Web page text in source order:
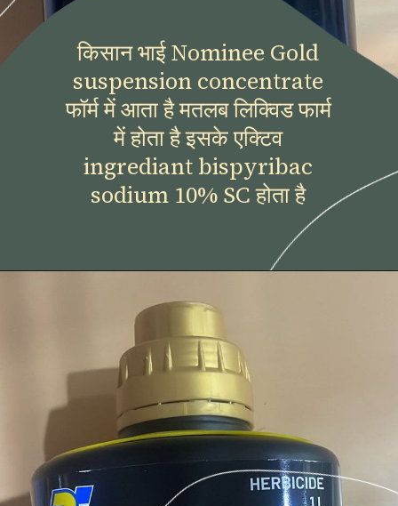
किसान भाई Nominee Gold
suspension concentrate
फॉर्म में आता है मतलब लिक्विड फार्म
में होता है इसके एक्टिव
ingrediant bispyribac
sodium 10% SC होता है